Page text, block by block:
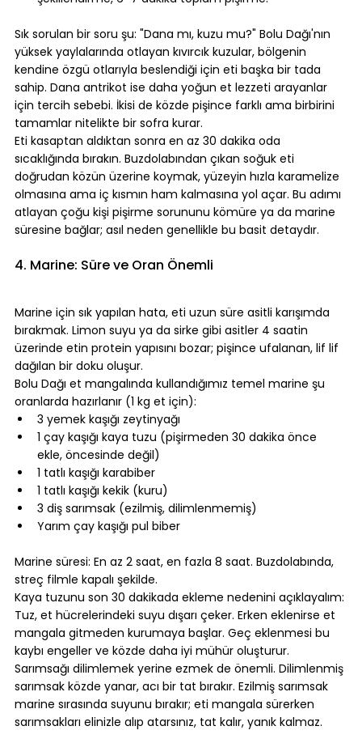
Sık sorulan bir soru şu: "Dana mı, kuzu mu?" Bolu Dağı'nın
yüksek yaylalarında otlayan kıvırcık kuzular, bölgenin
kendine özgü otlarıyla beslendiği için eti başka bir tada
sahip. Dana antrikot ise daha yoğun et lezzeti arayanlar
için tercih sebebi. İkisi de közde pişince farklı ama birbirini
tamamlar nitelikte bir sofra kurar.
Eti kasaptan aldıktan sonra en az 30 dakika oda
sıcaklığında bırakın. Buzdolabından çıkan soğuk eti
doğrudan közün üzerine koymak, yüzeyin hızla karamelize
olmasına ama iç kısmın ham kalmasına yol açar. Bu adımı
atlayan çoğu kişi pişirme sorununu kömüre ya da marine
süresine bağlar; asıl neden genellikle bu basit detaydır.
4. Marine: Süre ve Oran Önemli
Marine için sık yapılan hata, eti uzun süre asitli karışımda
bırakmak. Limon suyu ya da sirke gibi asitler 4 saatin
üzerinde etin protein yapısını bozar; pişince ufalanan, lif lif
dağılan bir doku oluşur.
Bolu Dağı et mangalında kullandığımız temel marine şu
oranlarda hazırlanır (1 kg et için):
3 yemek kaşığı zeytinyağı
1 çay kaşığı kaya tuzu (pişirmeden 30 dakika önce
ekle, öncesinde değil)
1 tatlı kaşığı karabiber
1 tatlı kaşığı kekik (kuru)
3 diş sarımsak (ezilmiş, dilimlenmemiş)
Yarım çay kaşığı pul biber
Marine süresi: En az 2 saat, en fazla 8 saat. Buzdolabında,
streç filmle kapalı şekilde.
Kaya tuzunu son 30 dakikada ekleme nedenini açıklayalım:
Tuz, et hücrelerindeki suyu dışarı çeker. Erken eklenirse et
mangala gitmeden kurumaya başlar. Geç eklenmesi bu
kaybı engeller ve közde daha iyi mühür oluşturur.
Sarımsağı dilimlemek yerine ezmek de önemli. Dilimlenmiş
sarımsak közde yanar, acı bir tat bırakır. Ezilmiş sarımsak
marine sırasında suyunu bırakır; eti mangala sürerken
sarımsakları elinizle alıp atarsınız, tat kalır, yanık kalmaz.